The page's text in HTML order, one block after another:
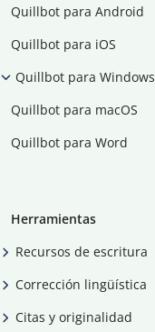
Quillbot para Android
Quillbot para iOS
Quillbot para Windows
Quillbot para macOS
Quillbot para Word
Herramientas
Recursos de escritura
Corrección lingüística
Citas y originalidad